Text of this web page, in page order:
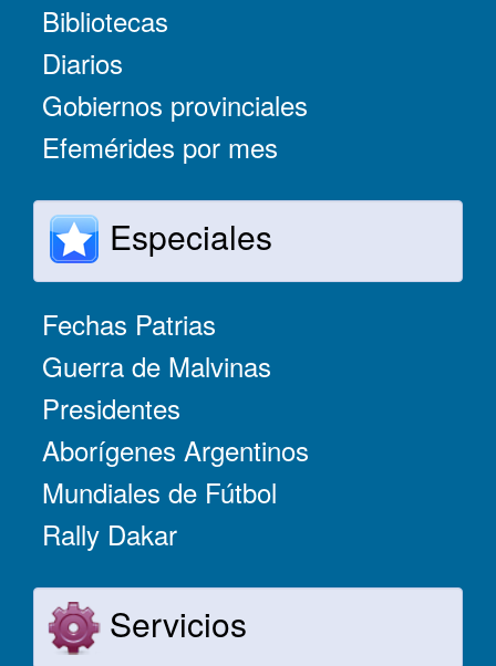
Bibliotecas
Diarios
Gobiernos provinciales
Efemérides por mes
Especiales
Fechas Patrias
Guerra de Malvinas
Presidentes
Aborígenes Argentinos
Mundiales de Fútbol
Rally Dakar
Servicios